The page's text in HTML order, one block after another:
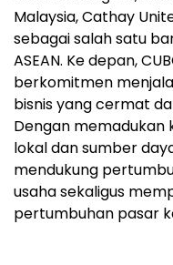
Malaysia, Cathay
sebagai salah satu
ASEAN. Ke depan,
berkomitmen
bisnis yang cermat
Dengan memadukan
lokal dan sumber
mendukung
usaha sekaligus
pertumbuhan pasar